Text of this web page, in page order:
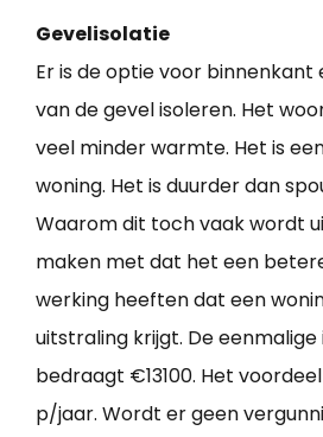
Gevelisolatie
Er is de optie voor
van de gevel isoleren. Het
veel minder warmte. Het is
woning. Het is duurder dan
Waarom dit toch vaak wordt
maken met dat het een
werking heeften dat een
uitstraling krijgt. De
bedraagt €13100. Het
p/jaar. Wordt er geen